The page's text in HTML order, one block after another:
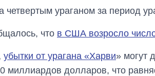
четвертым ураганом за период
что в США возросло
убытки от урагана «Харви» могут
миллиардов долларов, что